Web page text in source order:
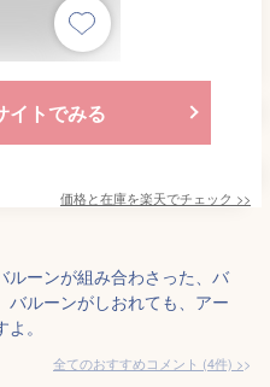
イトでみる
価格と在庫を楽天でチェック >>
ルーンが組み合わさった、バ
バルーンがしおれても、アー
。
全てのおすすめコメント (4件) >